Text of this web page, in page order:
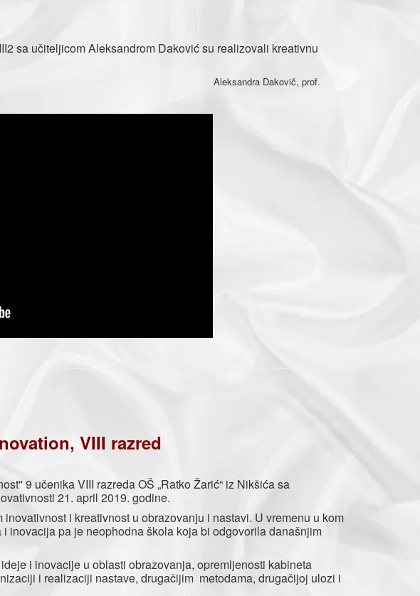
sa učiteljicom Aleksandrom Daković su realizovali kreativnu
prof.
VIII razred
učenika VIII razreda OŠ „Ratko Žarić“ iz Nikšića sa
21. april 2019. godine.
i kreativnost u obrazovanju i nastavi. U vremenu u kom
inovacija pa je neophodna škola koja bi odgovorila današnjim
i inovacije u oblasti obrazovanja, opremljenosti kabineta
i realizaciji nastave, drugačijim metodama, drugačijoj ulozi i